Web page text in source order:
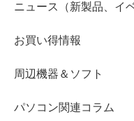
ニュース（新製品、イ
お買い得情報
周辺機器＆ソフト
パソコン関連コラム